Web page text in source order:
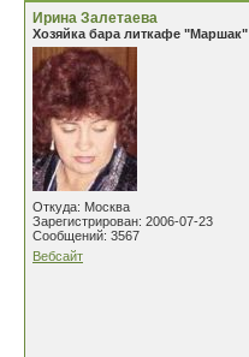
Ирина Залетаева
Хозяйка бара литкафе "Маршак"
Откуда: Москва
Зарегистрирован: 2006-07-23
Сообщений: 3567
Вебсайт